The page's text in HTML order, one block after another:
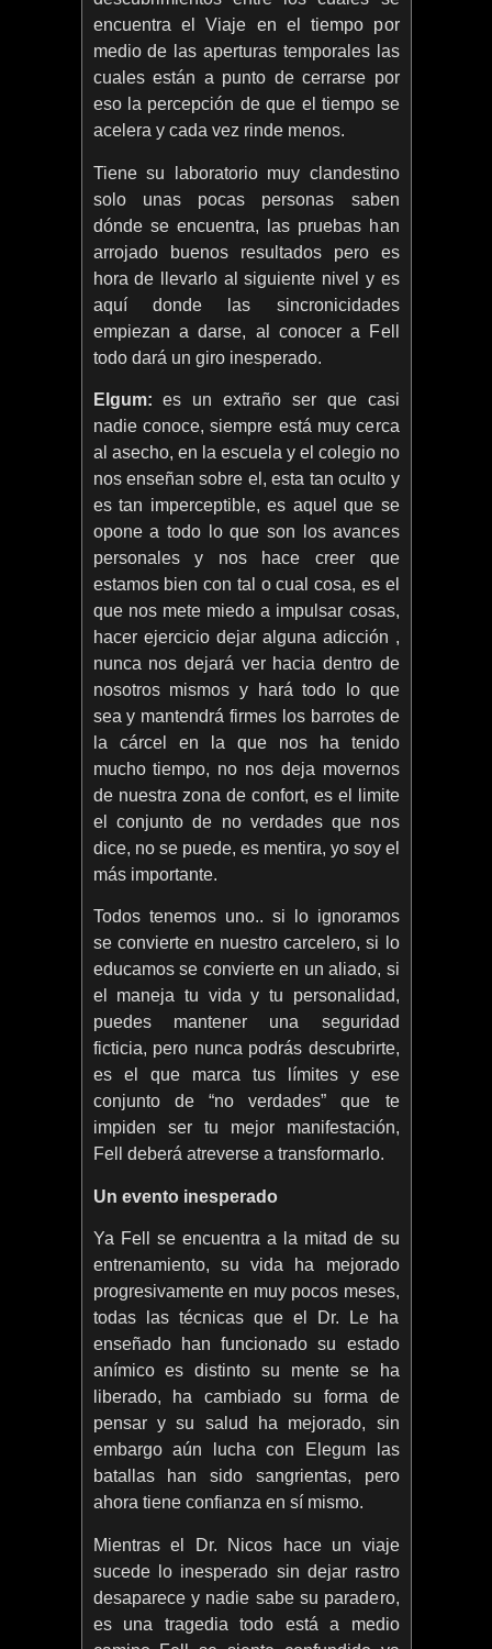
encuentra el Viaje en el tiempo por
medio de las aperturas temporales las
cuales están a punto de cerrarse por
eso la percepción de que el tiempo se
acelera y cada vez rinde menos.
Tiene su laboratorio muy clandestino
solo unas pocas personas saben
dónde se encuentra, las pruebas han
arrojado buenos resultados pero es
hora de llevarlo al siguiente nivel y es
aquí donde las sincronicidades
empiezan a darse, al conocer a Fell
todo dará un giro inesperado.
Elgum: es un extraño ser que casi
nadie conoce, siempre está muy cerca
al asecho, en la escuela y el colegio no
nos enseñan sobre el, esta tan oculto y
es tan imperceptible, es aquel que se
opone a todo lo que son los avances
personales y nos hace creer que
estamos bien con tal o cual cosa, es el
que nos mete miedo a impulsar cosas,
hacer ejercicio dejar alguna adicción ,
nunca nos dejará ver hacia dentro de
nosotros mismos y hará todo lo que
sea y mantendrá firmes los barrotes de
la cárcel en la que nos ha tenido
mucho tiempo, no nos deja movernos
de nuestra zona de confort, es el limite
el conjunto de no verdades que nos
dice, no se puede, es mentira, yo soy el
más importante.
Todos tenemos uno.. si lo ignoramos
se convierte en nuestro carcelero, si lo
educamos se convierte en un aliado, si
el maneja tu vida y tu personalidad,
puedes mantener una seguridad
ficticia, pero nunca podrás descubrirte,
es el que marca tus límites y ese
conjunto de “no verdades” que te
impiden ser tu mejor manifestación,
Fell deberá atreverse a transformarlo.
Un evento inesperado
Ya Fell se encuentra a la mitad de su
entrenamiento, su vida ha mejorado
progresivamente en muy pocos meses,
todas las técnicas que el Dr. Le ha
enseñado han funcionado su estado
anímico es distinto su mente se ha
liberado, ha cambiado su forma de
pensar y su salud ha mejorado, sin
embargo aún lucha con Elegum las
batallas han sido sangrientas, pero
ahora tiene confianza en sí mismo.
Mientras el Dr. Nicos hace un viaje
sucede lo inesperado sin dejar rastro
desaparece y nadie sabe su paradero,
es una tragedia todo está a medio